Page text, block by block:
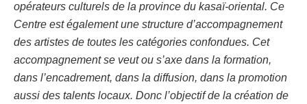
opérateurs culturels de la province du kasaï-oriental. Ce
Centre est également une structure d’accompagnement
des artistes de toutes les catégories confondues. Cet
accompagnement se veut ou s’axe dans la formation,
dans l’encadrement, dans la diffusion, dans la promotion
aussi des talents locaux. Donc l’objectif de la création de